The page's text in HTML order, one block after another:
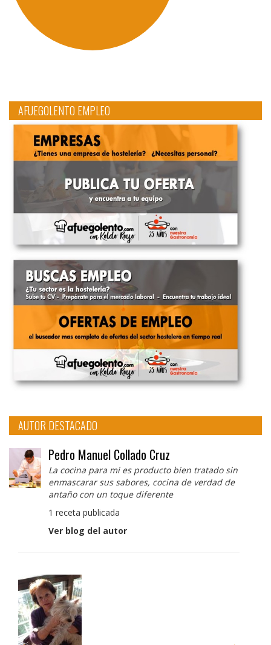
AFUEGOLENTO EMPLEO
AUTOR DESTACADO
Pedro Manuel Collado Cruz
La cocina para mi es producto bien tratado sin
enmascarar sus sabores, cocina de verdad de
antaño con un toque diferente
1 receta publicada
Ver blog del autor